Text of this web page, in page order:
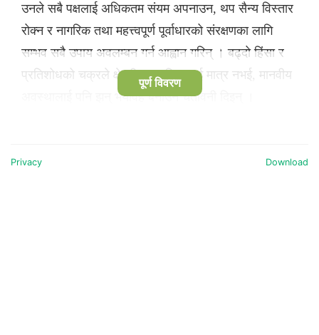
उनले सबै पक्षलाई अधिकतम संयम अपनाउन, थप सैन्य विस्तार
रोक्न र नागरिक तथा महत्त्वपूर्ण पूर्वाधारको संरक्षणका लागि
सम्भव सबै उपाय अवलम्बन गर्न आह्वान गरिन् । बढ्दो हिंसा र
प्रतिशोधको चक्रले क्षेत्रीय स्थायित्वलाई मात्र नभई, मानवीय
अवस्थालाई पनि झन् भयावह बनाउने चेतावनी दिइन् ।
पूर्ण विवरण
Privacy Download